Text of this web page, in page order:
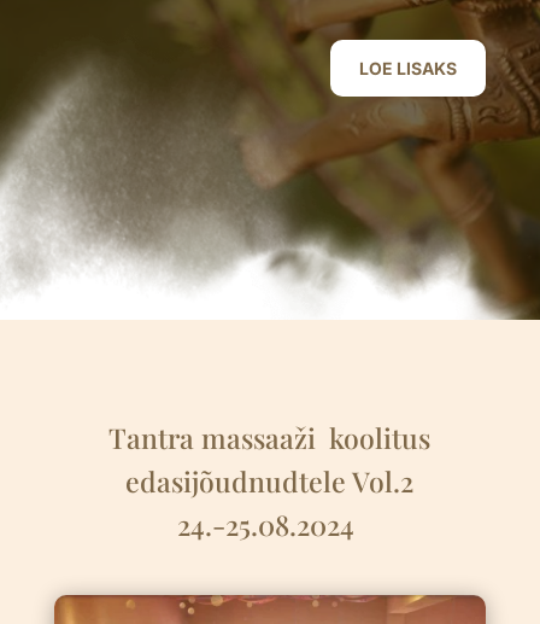
LOE LISAKS
Tantra massaaži koolitus
edasijõudnudtele Vol.2
24.-25.08.2024